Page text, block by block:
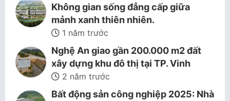
Không gian sống đẳng cấp giữa
mảnh xanh thiên nhiên.
1 năm trước
Nghệ An giao gần 200.000 m2 đất
xây dựng khu đô thị tại TP. Vinh
2 năm trước
Bất động sản công nghiệp 2025: Nhà